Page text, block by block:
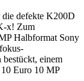
defekte K200D
x! Zum
Halbformat Sony
einem
Euro 10 MP